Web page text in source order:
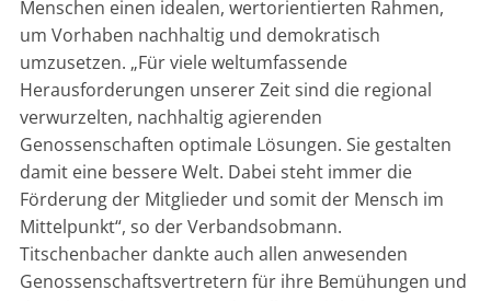
Menschen einen idealen, wertorientierten Rahmen,
um Vorhaben nachhaltig und demokratisch
umzusetzen. „Für viele weltumfassende
Herausforderungen unserer Zeit sind die regional
verwurzelten, nachhaltig agierenden
Genossenschaften optimale Lösungen. Sie gestalten
damit eine bessere Welt. Dabei steht immer die
Förderung der Mitglieder und somit der Mensch im
Mittelpunkt“, so der Verbandsobmann.
Titschenbacher dankte auch allen anwesenden
Genossenschaftsvertretern für ihre Bemühungen und